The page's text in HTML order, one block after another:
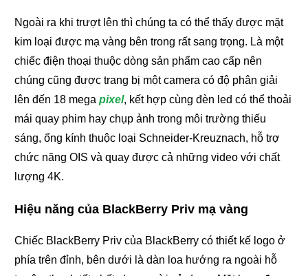
Ngoài ra khi trượt lên thì chúng ta có thể thấy được mặt
kim loại được mạ vàng bên trong rất sang trọng. Là một
chiếc điện thoại thuộc dòng sản phẩm cao cấp nên
chúng cũng được trang bị một camera có độ phân giải
lên đến 18 megapixel, kết hợp cùng đèn led có thể thoải
mái quay phim hay chụp ảnh trong môi trường thiếu
sáng, ống kính thuộc loại Schneider-Kreuznach, hỗ trợ
chức năng OIS và quay được cả những video với chất
lượng 4K.
Hiệu năng của BlackBerry Priv mạ vàng
Chiếc BlackBerry Priv của BlackBerry có thiết kế logo ở
phía trên đỉnh, bên dưới là dàn loa hướng ra ngoài hỗ